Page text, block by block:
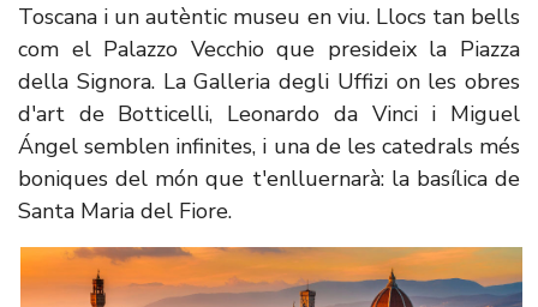
Toscana i un autèntic museu en viu. Llocs tan bells
com el Palazzo Vecchio que presideix la Piazza
della Signora. La Galleria degli Uffizi on les obres
d'art de Botticelli, Leonardo da Vinci i Miguel
Ángel semblen infinites, i una de les catedrals més
boniques del món que t'enlluernarà: la basílica de
Santa Maria del Fiore.